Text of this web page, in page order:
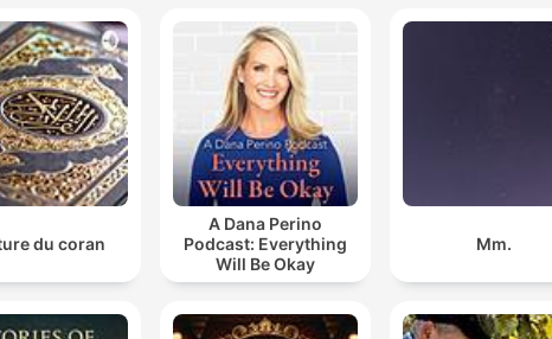
du coran
A Dana Perino
Podcast: Everything
Will Be Okay
Mm.